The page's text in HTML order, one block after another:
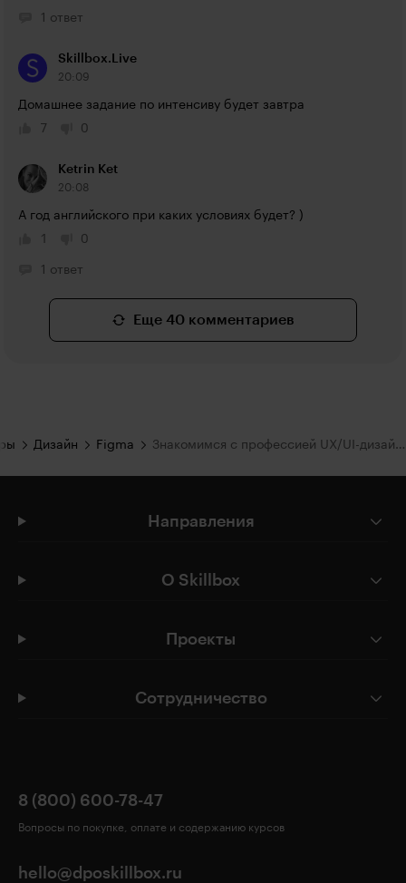
1 ответ
Skillbox.Live
20:09
Домашнее задание по интенсиву будет завтра
7
0
Ketrin Ket
20:08
А год английского при каких условиях будет? )
1
0
1 ответ
Еще 40 комментариев
Дизайн Figma Знакомимся с профессией UX/UI-дизайнера
Направления
О Skillbox
Проекты
Сотрудничество
8 (800) 600-78-47
Вопросы по покупке, оплате и содержанию курсов
hello@dposkillbox.ru